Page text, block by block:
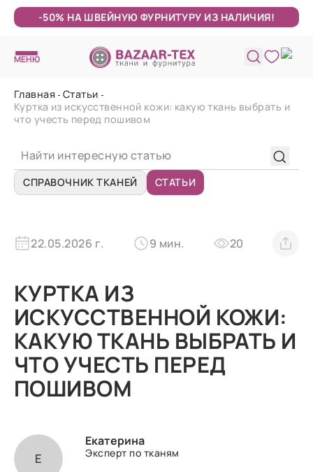
-50% НА ШВЕЙНУЮ ФУРНИТУРУ ИЗ НАЛИЧИЯ!
МЕНЮ
Главная
Статьи
Куртка из искусственной кожи: какую ткань выбрать и
что учесть перед пошивом
СПРАВОЧНИК ТКАНЕЙ СТАТЬИ
22.05.2026 г. 9 мин. 20
КУРТКА ИЗ
ИСКУССТВЕННОЙ КОЖИ:
КАКУЮ ТКАНЬ ВЫБРАТЬ И
ЧТО УЧЕСТЬ ПЕРЕД
ПОШИВОМ
Е
Екатерина
Эксперт по тканям